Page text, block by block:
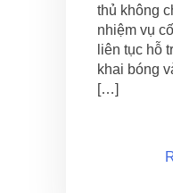
thủ không
nhiệm vụ
liên tục hỗ
khai bóng
[…]